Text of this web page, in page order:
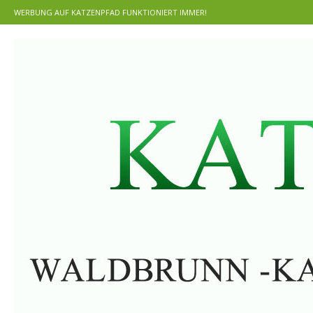
WERBUNG AUF KATZENPFAD FUNKTIONIERT IMMER!